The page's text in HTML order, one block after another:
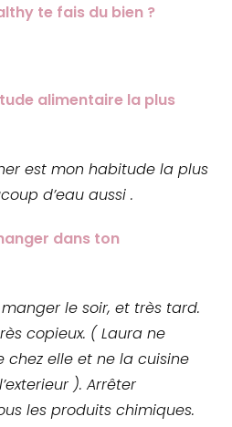
te fais du bien ?
alimentaire la plus
est mon habitude la plus
d’eau aussi .
dans ton
le soir, et très tard.
copieux. ( Laura ne
elle et ne la cuisine
). Arrêter
les produits chimiques.